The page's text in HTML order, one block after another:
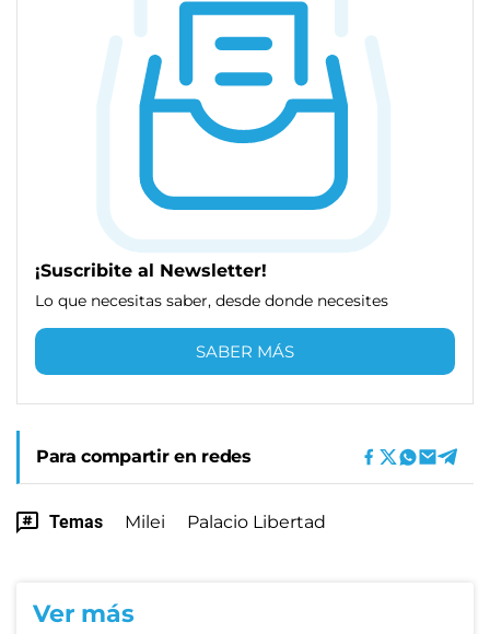
¡Suscribite al Newsletter!
Lo que necesitas saber, desde donde necesites
SABER MÁS
Para compartir en redes
Temas Milei Palacio Libertad
Ver más